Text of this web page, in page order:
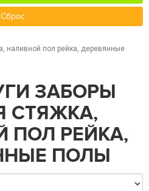
Сброс
наливной пол рейка, деревянные
ЗАБОРЫ
СТЯЖКА,
ПОЛ РЕЙКА,
ПОЛЫ